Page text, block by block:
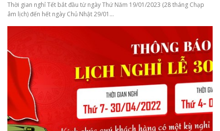
Thời gian nghỉ Tết bắt đầu từ ngày Thứ Năm 19/01/2023 (28 tháng Chạp
âm lịch) đến hết ngày Chủ Nhật 29/01...